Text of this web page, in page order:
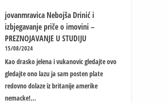
jovanmravica Nebojša Drinić i
izbjegavanje priče o imovini –
PREZNOJAVANJE U STUDIJU
15/08/2024
Kao drasko jelena i vukanovic gledajte ovo
gledajte ono lazu ja sam posten plate
redovno dolaze iz britanije amerike
nemacke!…